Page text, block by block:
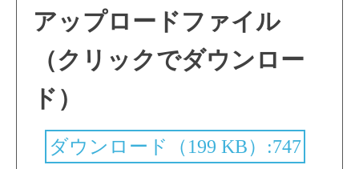
アップロードファイル
（クリックでダウンロー
ド）
ダウンロード（199 KB）:747